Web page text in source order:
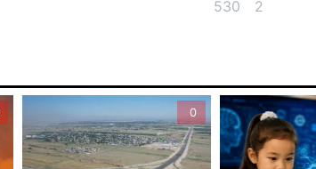
530 2
6
0